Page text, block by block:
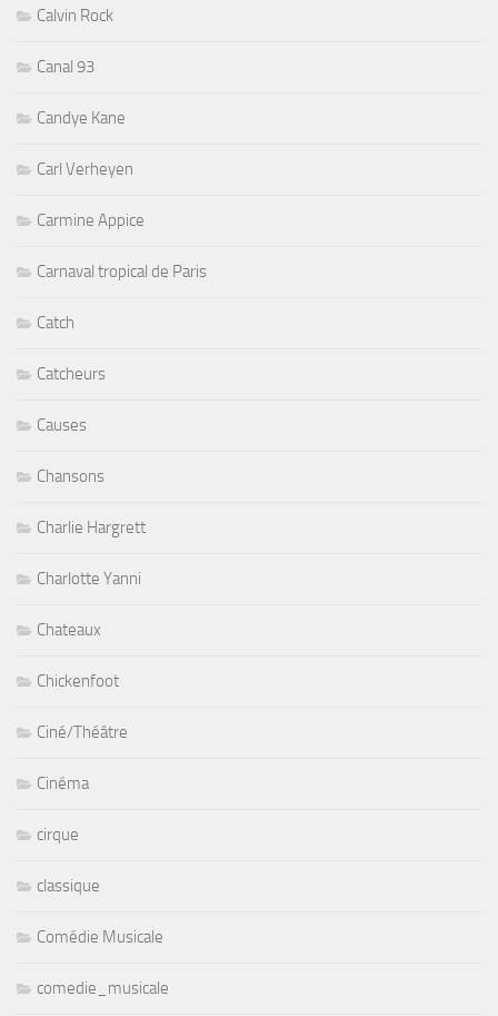
Calvin Rock
Canal 93
Candye Kane
Carl Verheyen
Carmine Appice
Carnaval tropical de Paris
Catch
Catcheurs
Causes
Chansons
Charlie Hargrett
Charlotte Yanni
Chateaux
Chickenfoot
Ciné/Théâtre
Cinéma
cirque
classique
Comédie Musicale
comedie_musicale